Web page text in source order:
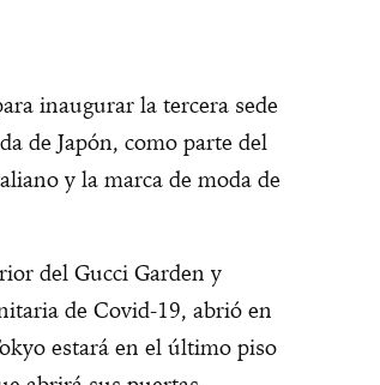
inaugurar la tercera sede
de Japón, como parte del
y la marca de moda de
del Gucci Garden y
de Covid-19, abrió en
estará en el último piso